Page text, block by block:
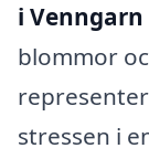
i Venngarn
blommor
stressen i